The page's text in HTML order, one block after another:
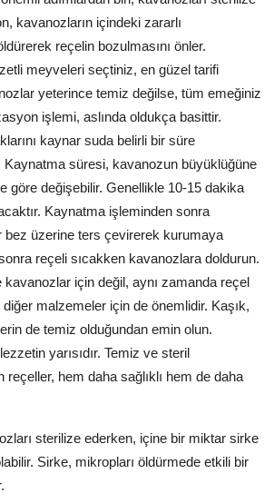
kavanozların içindeki zararlı
reçelin bozulmasını önler.
meyveleri seçtiniz, en güzel tarifi
yeterince temiz değilse, tüm emeğiniz
işlemi, aslında oldukça basittir.
kaynar suda belirli bir süre
Kaynatma süresi, kavanozun büyüklüğüne
göre değişebilir. Genellikle 10-15 dakika
Kaynatma işleminden sonra
bez üzerine ters çevirerek kurumaya
reçeli sıcakken kavanozlara doldurun.
için değil, aynı zamanda reçel
diğer malzemeler için de önemlidir. Kaşık,
de temiz olduğundan emin olun.
yarısıdır. Temiz ve steril
reçeller, hem daha sağlıklı hem de daha
sterilize ederken, içine bir miktar sirke
Sirke, mikropları öldürmede etkili bir